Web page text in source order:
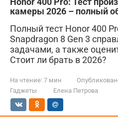
камеры 2026 – полный
Полный тест Honor 400
Snapdragon 8 Gen 3
задачами, а также
Стоит ли брать в 2026?
На чтение: 7 мин
Гаджеты
Елена Петрова